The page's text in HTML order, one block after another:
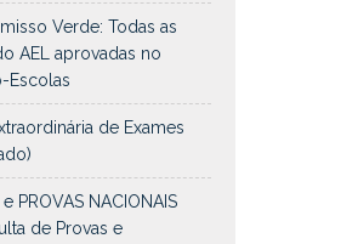
Verde: Todas as
AEL aprovadas no
Escolas
de Exames
e PROVAS NACIONAIS
de Provas e